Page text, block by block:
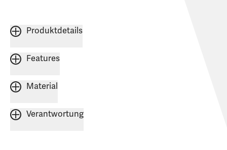
Produktdetails
Features
Material
Verantwortung